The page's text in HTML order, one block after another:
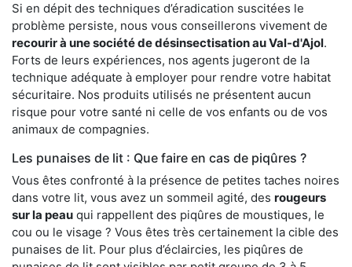
Si en dépit des techniques d’éradication suscitées le
problème persiste, nous vous conseillerons vivement de
recourir à une société de désinsectisation au Val-d'Ajol.
Forts de leurs expériences, nos agents jugeront de la
technique adéquate à employer pour rendre votre habitat
sécuritaire. Nos produits utilisés ne présentent aucun
risque pour votre santé ni celle de vos enfants ou de vos
animaux de compagnies.
Les punaises de lit : Que faire en cas de piqûres ?
Vous êtes confronté à la présence de petites taches noires
dans votre lit, vous avez un sommeil agité, des rougeurs
sur la peau qui rappellent des piqûres de moustiques, le
cou ou le visage ? Vous êtes très certainement la cible des
punaises de lit. Pour plus d’éclaircies, les piqûres de